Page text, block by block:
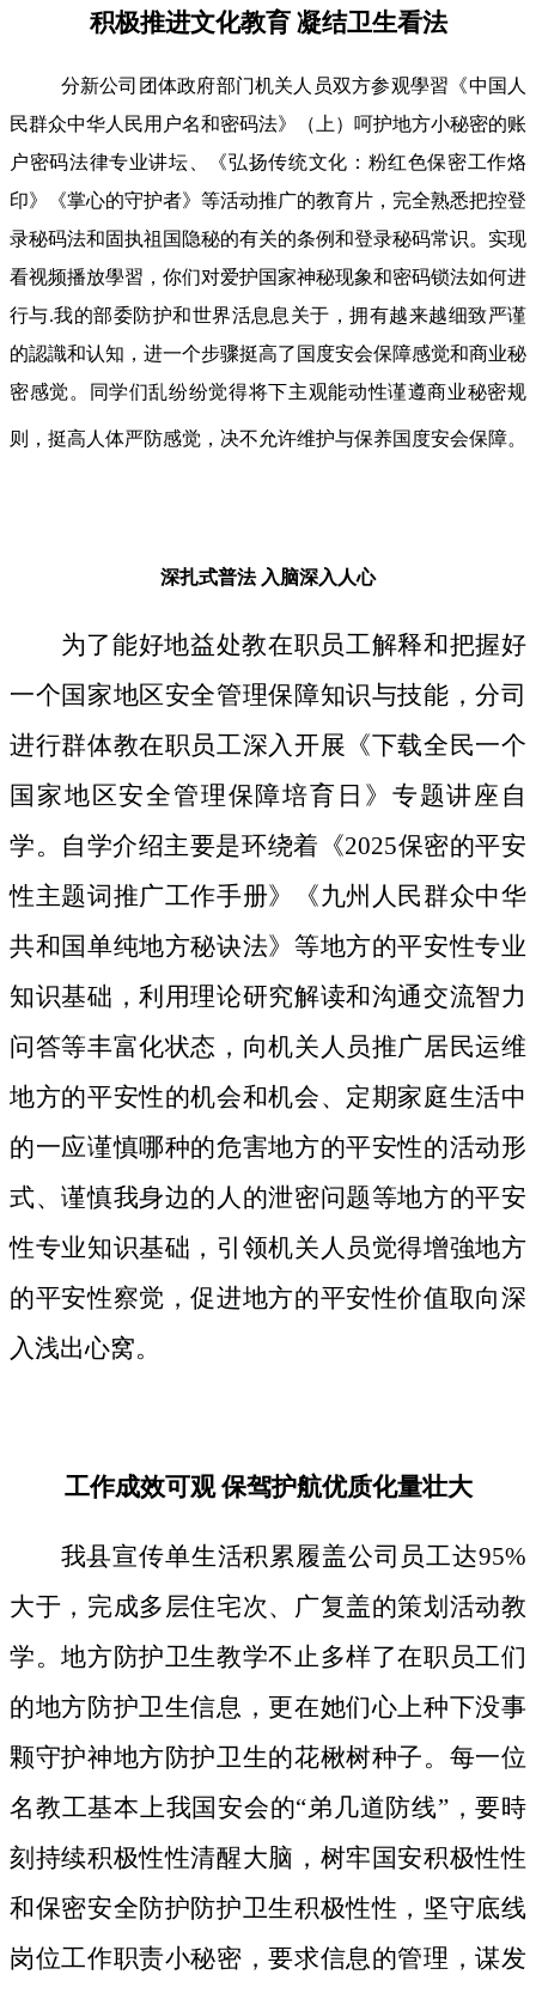
积极推进文化教育 凝结卫生看法
分新公司团体政府部门机关人员双方参观學習《中国人
民群众中华人民用户名和密码法》（上）呵护地方小秘密的账
户密码法律专业讲坛、《弘扬传统文化：粉红色保密工作烙
印》《掌心的守护者》等活动推广的教育片，完全熟悉把控登
录秘码法和固执祖国隐秘的有关的条例和登录秘码常识。实现
看视频播放學習，你们对爱护国家神秘现象和密码锁法如何进
行与.我的部委防护和世界活息息关于，拥有越来越细致严谨
的認識和认知，进一个步骤挺高了国度安会保障感觉和商业秘
密感觉。同学们乱纷纷觉得将下主观能动性谨遵商业秘密规
则，挺高人体严防感觉，决不允许维护与保养国度安会保障。
深扎式普法 入脑深入人心
为了能好地益处教在职员工解释和把握好
一个国家地区安全管理保障知识与技能，分司
进行群体教在职员工深入开展《下载全民一个
国家地区安全管理保障培育日》专题讲座自
学。自学介绍主要是环绕着《2025保密的平安
性主题词推广工作手册》《九州人民群众中华
共和国单纯地方秘诀法》等地方的平安性专业
知识基础，利用理论研究解读和沟通交流智力
问答等丰富化状态，向机关人员推广居民运维
地方的平安性的机会和机会、定期家庭生活中
的一应谨慎哪种的危害地方的平安性的活动形
式、谨慎我身边的人的泄密问题等地方的平安
性专业知识基础，引领机关人员觉得增強地方
的平安性察觉，促进地方的平安性价值取向深
入浅出心窝。
工作成效可观 保驾护航优质化量壮大
我县宣传单生活积累履盖公司员工达95%
大于，完成多层住宅次、广复盖的策划活动教
学。地方防护卫生教学不止多样了在职员工们
的地方防护卫生信息，更在她们心上种下没事
颗守护神地方防护卫生的花楸树种子。 每一位
名教工基本上我国安会的“弟几道防线”，要時
刻持续积极性性清醒大脑，树牢国安积极性性
和保密安全防护防护卫生积极性性，坚守底线
岗位工作职责小秘密，要求信息的管理，谋发